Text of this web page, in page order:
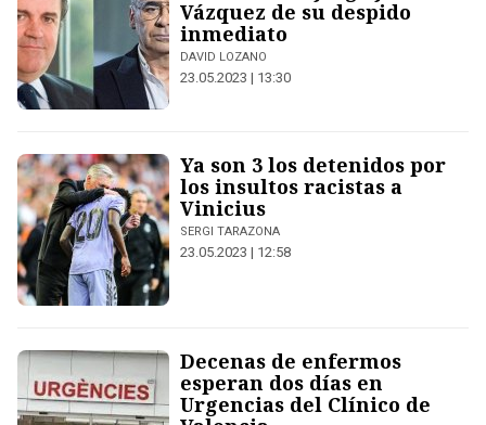
Vázquez de su despido
inmediato
DAVID LOZANO
23.05.2023 | 13:30
Ya son 3 los detenidos por
los insultos racistas a
Vinicius
SERGI TARAZONA
23.05.2023 | 12:58
Decenas de enfermos
esperan dos días en
Urgencias del Clínico de